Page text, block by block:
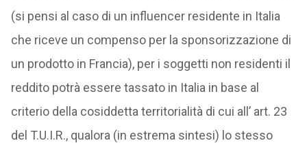
(si pensi al caso di un influencer residente in Italia
che riceve un compenso per la sponsorizzazione di
un prodotto in Francia), per i soggetti non residenti il
reddito potrà essere tassato in Italia in base al
criterio della cosiddetta territorialità di cui all’ art. 23
del T.U.I.R., qualora (in estrema sintesi) lo stesso